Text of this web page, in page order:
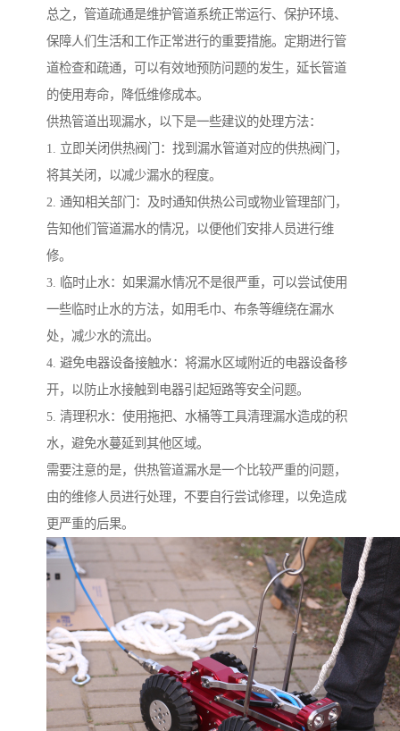
总之，管道疏通是维护管道系统正常运行、保护环境、
保障人们生活和工作正常进行的重要措施。定期进行管
道检查和疏通，可以有效地预防问题的发生，延长管道
的使用寿命，降低维修成本。
供热管道出现漏水，以下是一些建议的处理方法：
1. 立即关闭供热阀门：找到漏水管道对应的供热阀门，
将其关闭，以减少漏水的程度。
2. 通知相关部门：及时通知供热公司或物业管理部门，
告知他们管道漏水的情况，以便他们安排人员进行维
修。
3. 临时止水：如果漏水情况不是很严重，可以尝试使用
一些临时止水的方法，如用毛巾、布条等缠绕在漏水
处，减少水的流出。
4. 避免电器设备接触水：将漏水区域附近的电器设备移
开，以防止水接触到电器引起短路等安全问题。
5. 清理积水：使用拖把、水桶等工具清理漏水造成的积
水，避免水蔓延到其他区域。
需要注意的是，供热管道漏水是一个比较严重的问题，
由的维修人员进行处理，不要自行尝试修理，以免造成
更严重的后果。